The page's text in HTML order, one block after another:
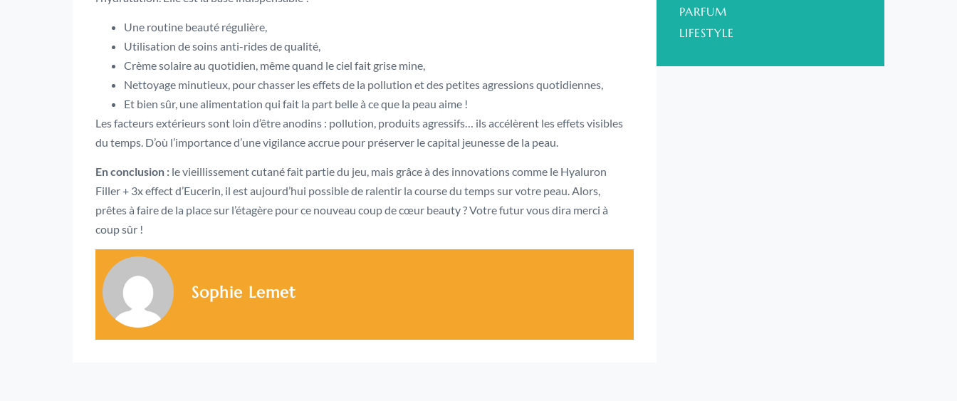
Une routine beauté régulière,
Utilisation de soins anti-rides de qualité,
Crème solaire au quotidien, même quand le ciel fait grise mine,
Nettoyage minutieux, pour chasser les effets de la pollution et des petites agressions quotidiennes,
Et bien sûr, une alimentation qui fait la part belle à ce que la peau aime !
Les facteurs extérieurs sont loin d’être anodins : pollution, produits agressifs… ils accélèrent les effets visibles
du temps. D’où l’importance d’une vigilance accrue pour préserver le capital jeunesse de la peau.
En conclusion : le vieillissement cutané fait partie du jeu, mais grâce à des innovations comme le Hyaluron
Filler + 3x effect d’Eucerin, il est aujourd’hui possible de ralentir la course du temps sur votre peau. Alors,
prêtes à faire de la place sur l’étagère pour ce nouveau coup de cœur beauty ? Votre futur vous dira merci à
coup sûr !
Sophie Lemet
PARFUM
LIFESTYLE